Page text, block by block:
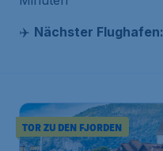
✈️ Nächster Flughafen:
TOR ZU DEN FJORDEN